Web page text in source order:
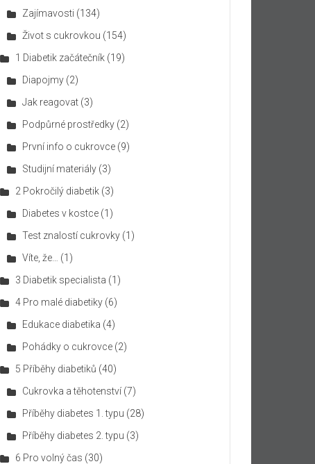
Zajímavosti (134)
Život s cukrovkou (154)
1 Diabetik začátečník (19)
Diapojmy (2)
Jak reagovat (3)
Podpůrné prostředky (2)
První info o cukrovce (9)
Studijní materiály (3)
2 Pokročilý diabetik (3)
Diabetes v kostce (1)
Test znalostí cukrovky (1)
Víte, že…
(1)
3 Diabetik specialista (1)
4 Pro malé diabetiky (6)
Edukace diabetika (4)
Pohádky o cukrovce (2)
5 Příběhy diabetiků (40)
Cukrovka a těhotenství (7)
Příběhy diabetes 1. typu (28)
Příběhy diabetes 2. typu (3)
6 Pro volný čas (30)